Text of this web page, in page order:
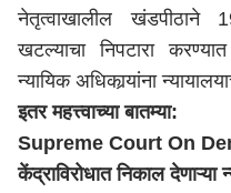
नेतृत्वाखालील खंडपीठाने
खटल्याचा निपटारा
न्यायिक अधिकार्‍यांना
इतर महत्त्वाच्या बातम्या:
Supreme Court On
केंद्राविरोधात निकाल देणाऱ्या